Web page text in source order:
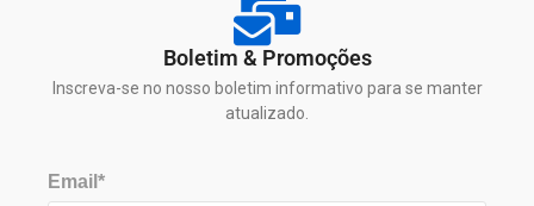
Boletim & Promoções
Inscreva-se no nosso boletim informativo para se manter
atualizado.
Email*